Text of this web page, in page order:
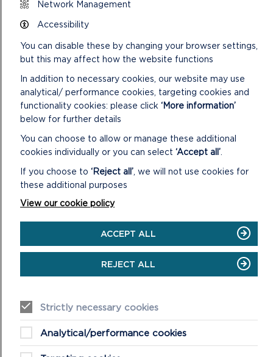
2025
YMGYNGHORIADAU CDLL 3
DARLLENWCH FWYON
YMGYNGHORIADAU
CDLL
GWERSYLLA, CHARAFANNAU A CHARTREFI
SYMUDOL
Mae Awdurdod Parc Cenedlaethol Arfordir Penfro wedi
cymeradwyo cyflwyno Cyfarwyddyd Erthygl 4 (1) er
Network Management
Accessibility
You can disable these by changing your browser settings,
but this may affect how the website functions
In addition to necessary cookies, our website may use
analytical/ performance cookies, targeting cookies and
functionality cookies: please click ‘More information’
below for further details
You can choose to allow or manage these additional
cookies individually or you can select ‘Accept all’
If you choose to ‘Reject all’ , we will not use cookies for
these additional purposes
View our cookie policy
ACCEPT ALL
REJECT ALL
Strictly necessary cookies
Analytical/performance cookies